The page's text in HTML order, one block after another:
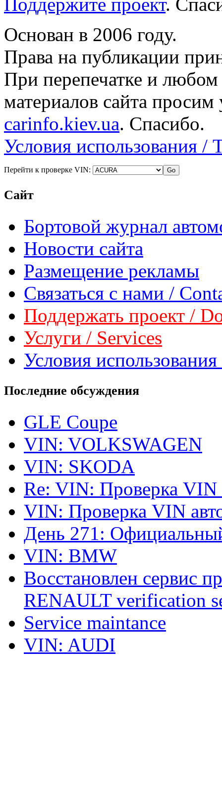
Основан в 2006 году.
Права на публикации
При перепечатке и
материалов сайта просим
carinfo.kiev.ua. Спасибо.
Условия использования /
Перейти к проверке VIN:
Сайт
Бортовой журнал
Новости сайта
Размещение рекламы
Связаться с нами /
Поддержать проект /
Услуги / Services
Условия
Последние обсуждения
GLE Coupe
VIN: VOLKSWAGEN
VIN: SKODA
Re: VIN: Проверка VIN
VIN: Проверка VIN
День 271:
VIN: BMW
Восстановлен сервис
RENAULT verification
Service maintance
VIN: AUDI